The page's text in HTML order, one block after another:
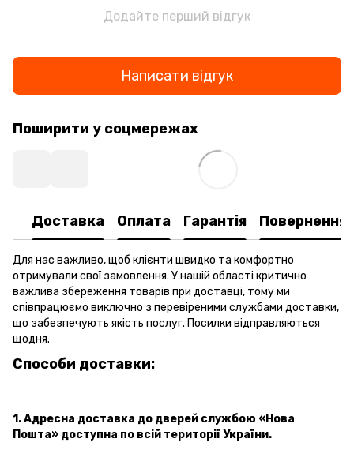
Додайте перший відгук
Написати відгук
Поширити у соцмережах
Доставка Оплата Гарантія Повернення
Для нас важливо, щоб клієнти швидко та комфортно
отримували свої замовлення. У нашій області критично
важлива збереження товарів при доставці, тому ми
співпрацюємо виключно з перевіреними службами доставки,
що забезпечують якість послуг. Посилки відправляються
щодня.
Способи доставки:
1. Адресна доставка до дверей службою «Нова
Пошта» доступна по всій території України.